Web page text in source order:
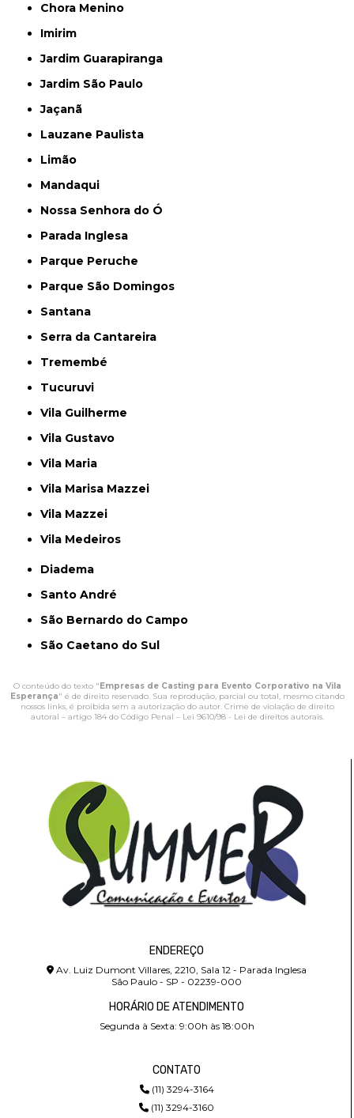
Chora Menino
Imirim
Jardim Guarapiranga
Jardim São Paulo
Jaçanã
Lauzane Paulista
Limão
Mandaqui
Nossa Senhora do Ó
Parada Inglesa
Parque Peruche
Parque São Domingos
Santana
Serra da Cantareira
Tremembé
Tucuruvi
Vila Guilherme
Vila Gustavo
Vila Maria
Vila Marisa Mazzei
Vila Mazzei
Vila Medeiros
Diadema
Santo André
São Bernardo do Campo
São Caetano do Sul
O conteúdo do texto "Empresas de Casting para Evento Corporativo na Vila
Esperança" é de direito reservado. Sua reprodução, parcial ou total, mesmo citando
nossos links, é proibida sem a autorização do autor. Crime de violação de direito
autoral – artigo 184 do Código Penal – Lei 9610/98 - Lei de direitos autorais.
ENDEREÇO
Av. Luiz Dumont Villares, 2210, Sala 12 - Parada Inglesa
São Paulo - SP - 02239-000
HORÁRIO DE ATENDIMENTO
Segunda à Sexta: 9:00h às 18:00h
CONTATO
(11) 3294-3164
(11) 3294-3160